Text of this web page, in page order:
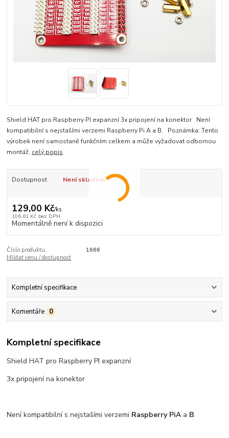
Shield HAT pro Raspberry PI expanzní 3x pripojení na konektor Není
kompatibilní s nejstašími verzemi Raspberry Pi A a B. Poznámka: Tento
výrobek není samostaně funkčním celkem a může vyžadovat odbornou
montáž. celý popis
Dostupnost Není skladem
129,00 Kč/ks
106,61 Kč bez DPH
Momentálně není k dispozici
Číslo produktu:
1666
Hlídat cenu / dostupnost
Kompletní specifikace
Komentáře 0
Kompletní specifikace
Shield HAT pro Raspberry PI expanzní
3x pripojení na konektor
Není kompatibilní s nejstašími verzemi Raspberry PiAa B.